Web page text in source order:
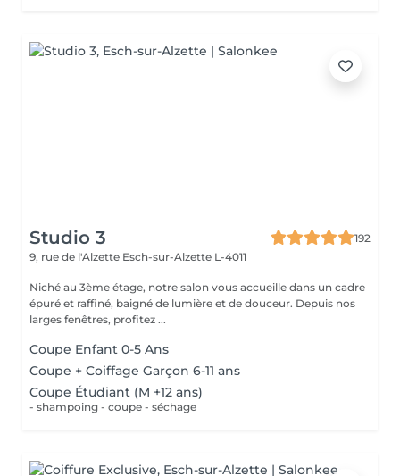
Studio 3
192
9, rue de l'Alzette Esch-sur-Alzette L-4011
Niché au 3ème étage, notre salon vous accueille dans un cadre
épuré et raffiné, baigné de lumière et de douceur. Depuis nos
larges fenêtres, profitez ...
Coupe Enfant 0-5 Ans
Coupe + Coiffage Garçon 6-11 ans
Coupe Étudiant (M +12 ans)
- shampoing - coupe - séchage